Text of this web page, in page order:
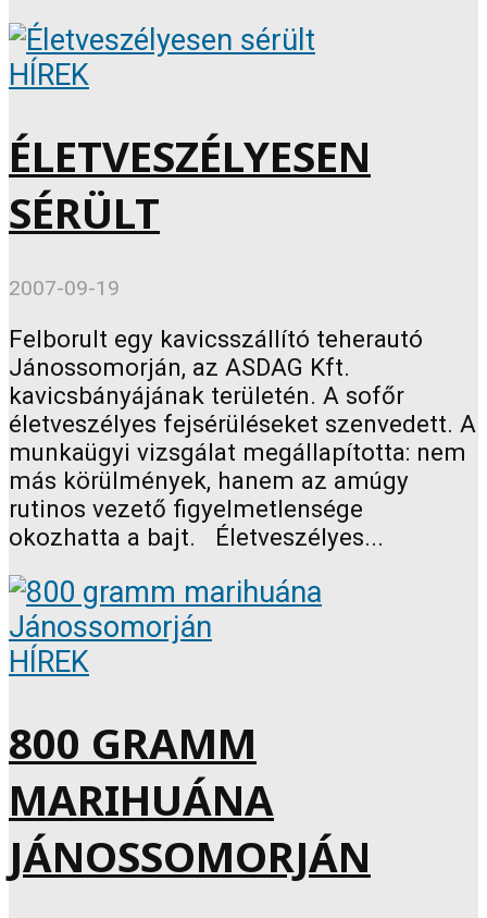
HÍREK
ÉLETVESZÉLYESEN
SÉRÜLT
2007-09-19
Felborult egy kavicsszállító teherautó
Jánossomorján, az ASDAG Kft.
kavicsbányájának területén. A sofőr
életveszélyes fejsérüléseket szenvedett. A
munkaügyi vizsgálat megállapította: nem
más körülmények, hanem az amúgy
rutinos vezető figyelmetlensége
okozhatta a bajt. Életveszélyes...
HÍREK
800 GRAMM
MARIHUÁNA
JÁNOSSOMORJÁN